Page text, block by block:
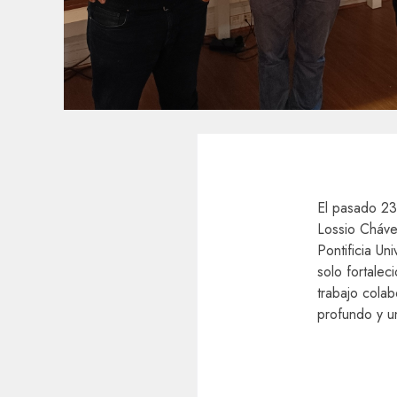
El pasado
Lossio
Pontificia
solo
trabajo
profundo y